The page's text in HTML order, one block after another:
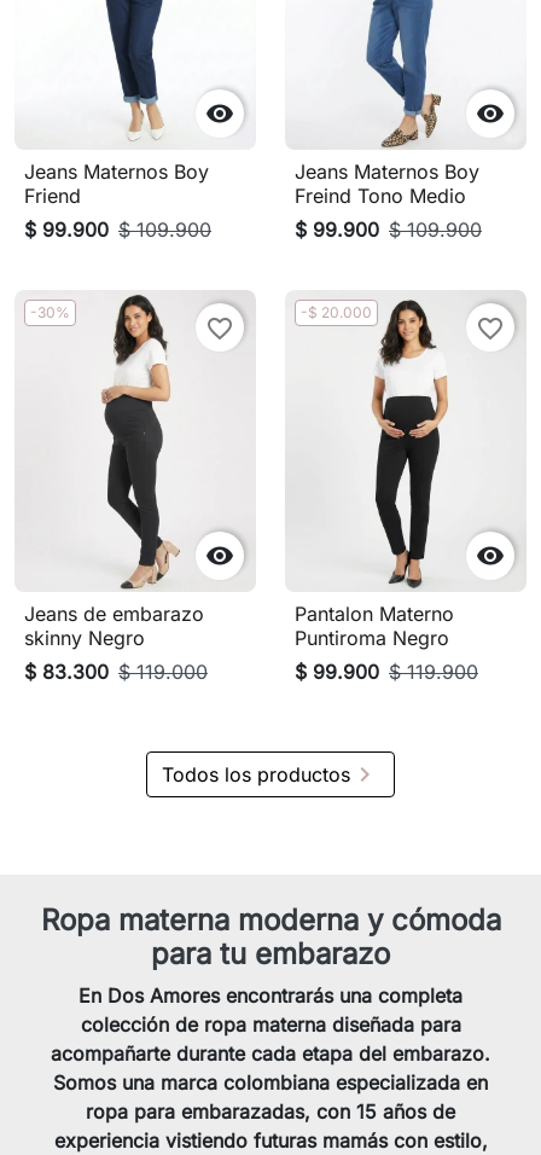

Jeans Maternos Boy
Friend
$ 99.900 $ 109.900

Jeans Maternos Boy
Freind Tono Medio
$ 99.900 $ 109.900
-30%

favorite_border
Jeans de embarazo
skinny Negro
$ 83.300 $ 119.000
-$ 20.000

favorite_border
Pantalon Materno
Puntiroma Negro
$ 99.900 $ 119.900
Todos los productos 
Ropa materna moderna y cómoda
para tu embarazo
En Dos Amores encontrarás una completa
colección de ropa materna diseñada para
acompañarte durante cada etapa del embarazo.
Somos una marca colombiana especializada en
ropa para embarazadas, con 15 años de
experiencia vistiendo futuras mamás con estilo,